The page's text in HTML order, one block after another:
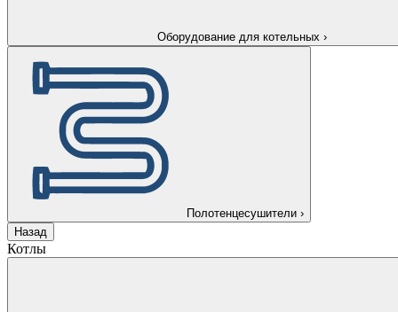
Оборудование для котельных ›
Полотенцесушители ›
Назад
Котлы